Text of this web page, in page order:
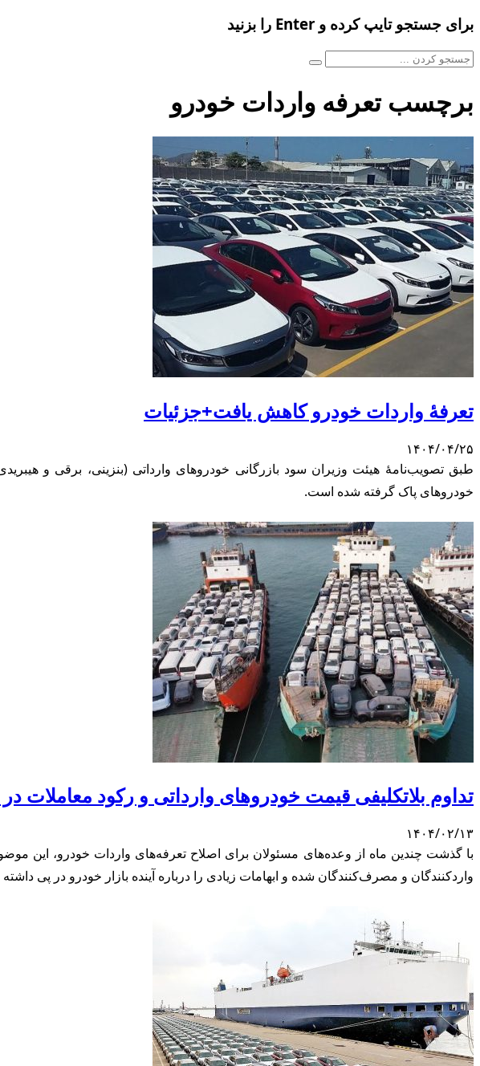
برای جستجو تایپ کرده و Enter را بزنید
برچسب تعرفه واردات خودرو
تعرفهٔ واردات خودرو کاهش یافت+جزئیات
۱۴۰۴/۰۴/۲۵
خودروهای پاک گرفته شده است.
تداوم بلاتکلیفی قیمت خودروهای وارداتی و رکود معاملات در
۱۴۰۴/۰۲/۱۳
با گذشت چندین ماه از وعده‌های مسئولان برای اصلاح تعرفه‌های واردات خودرو، این
واردکنندگان و مصرف‌کنندگان شده و ابهامات زیادی را درباره آینده بازار خودرو در پی